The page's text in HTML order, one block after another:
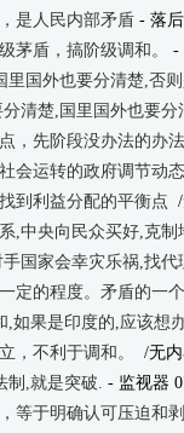
是人民内部矛盾 - 落
茅盾，搞阶级调和。
-
国外也要分清楚,否
清楚,国里国外也要分
，先阶段没办法的办
会运转的政府调节动
到利益分配的平衡点
,中央向民众买好,克
国家会幸灾乐祸,找代
定的程度。矛盾的一
,如果是印度的,应该想
，不利于调和。
/无
制,就是突破. - 监视器
明确认可压迫和剥削。